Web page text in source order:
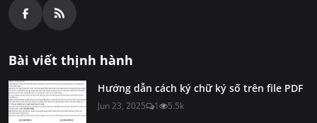
Bài viết thịnh hành
Hướng dẫn cách ký chữ ký số trên file PDF
Jun 23, 2025 1 5.5k